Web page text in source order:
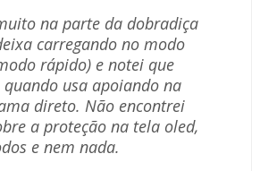
na parte da dobradiça
carregando no modo
rápido) e notei que
quando usa apoiando na
direto. Não encontrei
a proteção na tela oled,
e nem nada.